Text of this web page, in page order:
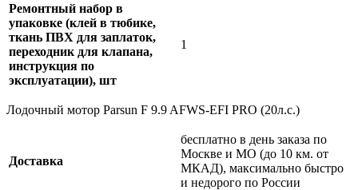
Ремонтный набор в
упаковке (клей в тюбике,
ткань ПВХ для заплаток,
переходник для клапана,
инструкция по
эксплуатации), шт
1
Лодочный мотор Parsun F 9.9 AFWS-EFI PRO (20л.с.)
Доставка
бесплатно в день заказа по
Москве и МО (до 10 км. от
МКАД), максимально быстро
и недорого по России